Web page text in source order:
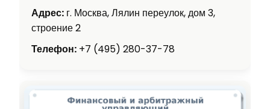
Адрес: г. Москва, Лялин переулок, дом 3,
строение 2
Телефон: +7 (495) 280-37-78